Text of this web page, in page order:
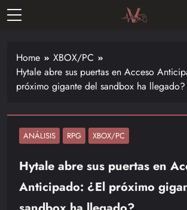
Skip
de las
últimas
novedades
los
–
Nintendo,
Playstac
Home
XBOX/PC
Hytale abre sus puertas en Acceso
próximo gigante del sandbox ha llegado?
ANÁLISIS RPG XBOX/PC
Hytale abre sus puertas en
Anticipado: ¿El próximo